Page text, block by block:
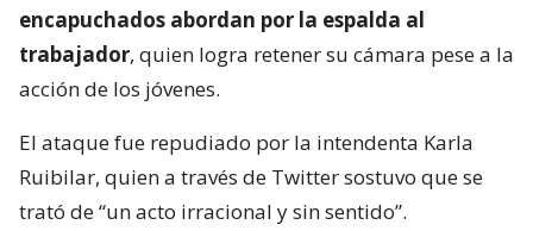
encapuchados abordan por la espalda al
trabajador, quien logra retener su cámara pese a la
acción de los jóvenes.
El ataque fue repudiado por la intendenta Karla
Ruibilar, quien a través de Twitter sostuvo que se
trató de “un acto irracional y sin sentido”.